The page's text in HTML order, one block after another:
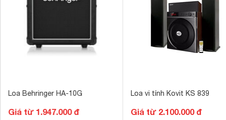
Loa Behringer HA-10G
Giá từ 1.947.000 đ
Loa vi tính Kovit KS 839
Giá từ 2.100.000 đ